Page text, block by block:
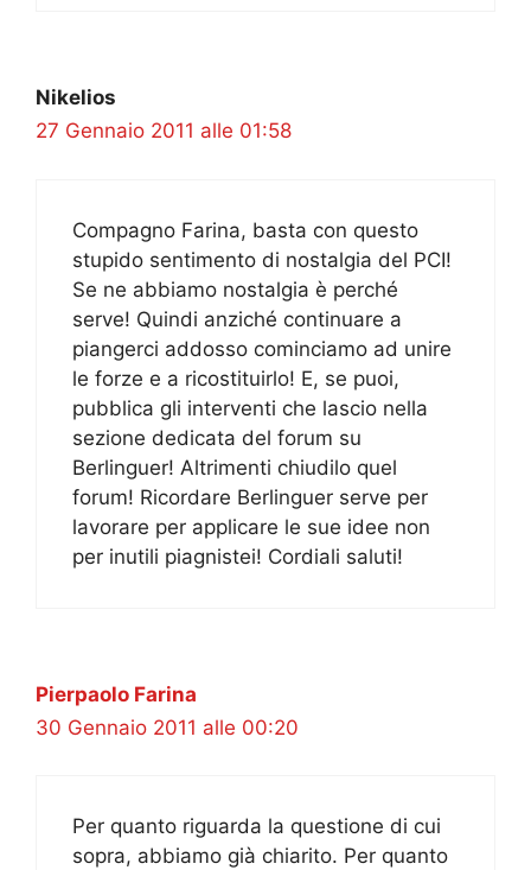
Nikelios
27 Gennaio 2011 alle 01:58
Compagno Farina, basta con questo
stupido sentimento di nostalgia del PCI!
Se ne abbiamo nostalgia è perché
serve! Quindi anziché continuare a
piangerci addosso cominciamo ad unire
le forze e a ricostituirlo! E, se puoi,
pubblica gli interventi che lascio nella
sezione dedicata del forum su
Berlinguer! Altrimenti chiudilo quel
forum! Ricordare Berlinguer serve per
lavorare per applicare le sue idee non
per inutili piagnistei! Cordiali saluti!
Pierpaolo Farina
30 Gennaio 2011 alle 00:20
Per quanto riguarda la questione di cui
sopra, abbiamo già chiarito. Per quanto